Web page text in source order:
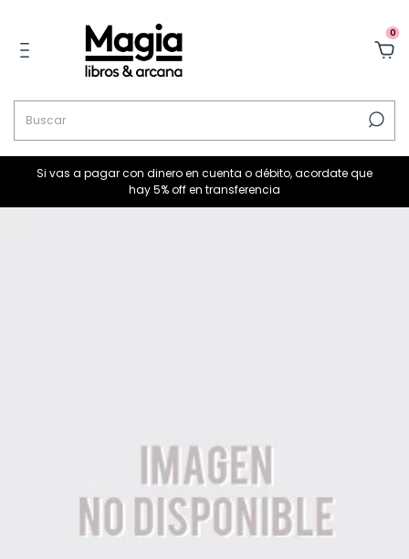
0
Si vas a pagar con dinero en cuenta o débito, acordate que
hay 5% off en transferencia